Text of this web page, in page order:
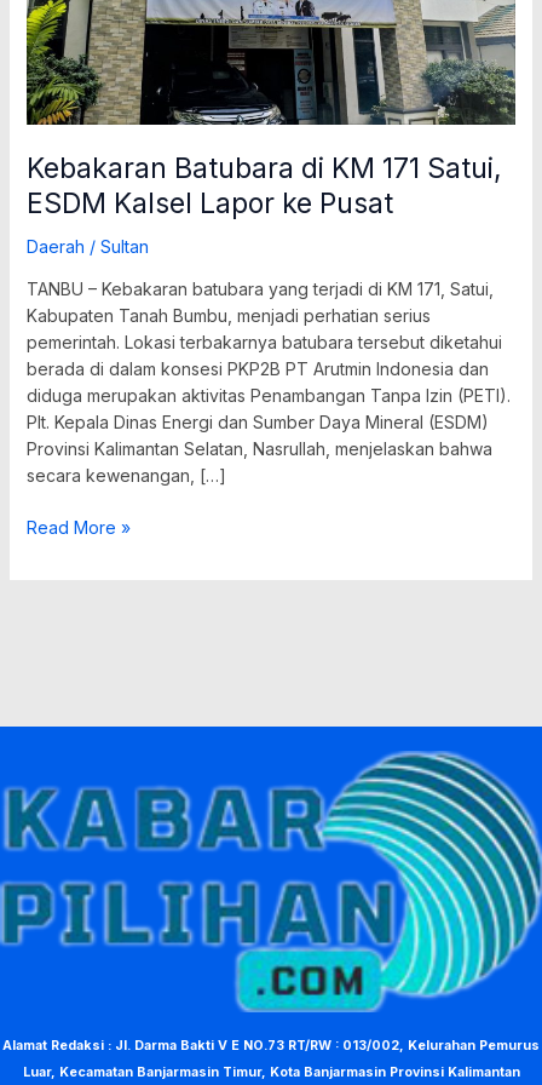
Kebakaran Batubara di KM 171 Satui,
ESDM Kalsel Lapor ke Pusat
Daerah / Sultan
TANBU – Kebakaran batubara yang terjadi di KM 171, Satui,
Kabupaten Tanah Bumbu, menjadi perhatian serius
pemerintah. Lokasi terbakarnya batubara tersebut diketahui
berada di dalam konsesi PKP2B PT Arutmin Indonesia dan
diduga merupakan aktivitas Penambangan Tanpa Izin (PETI).
Plt. Kepala Dinas Energi dan Sumber Daya Mineral (ESDM)
Provinsi Kalimantan Selatan, Nasrullah, menjelaskan bahwa
secara kewenangan, […]
ke
Pusat
Read More »
Alamat Redaksi : Jl. Darma Bakti V E NO.73 RT/RW : 013/002, Kelurahan Pemurus
Luar, Kecamatan Banjarmasin Timur, Kota Banjarmasin Provinsi Kalimantan